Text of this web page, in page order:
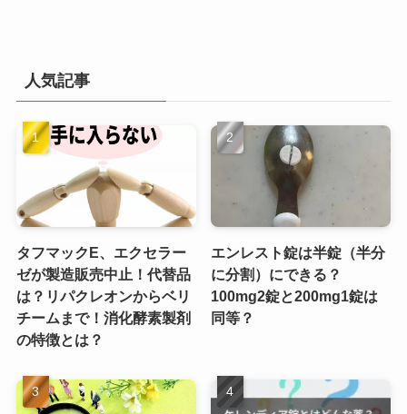
人気記事
タフマックE、エクセラー
ゼが製造販売中止！代替品
は？リパクレオンからベリ
チームまで！消化酵素製剤
の特徴とは？
エンレスト錠は半錠（半分
に分割）にできる？
100mg2錠と200mg1錠は
同等？